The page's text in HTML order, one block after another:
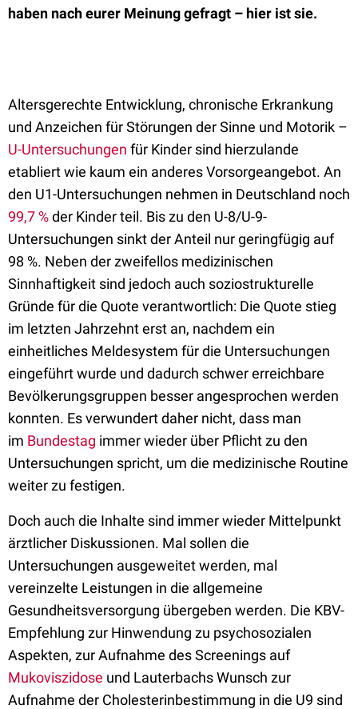
haben nach eurer Meinung gefragt – hier ist sie.
Altersgerechte Entwicklung, chronische Erkrankung
und Anzeichen für Störungen der Sinne und Motorik –
U-Untersuchungen für Kinder sind hierzulande
etabliert wie kaum ein anderes Vorsorgeangebot. An
den U1-Untersuchungen nehmen in Deutschland noch
99,7 %der Kinder teil. Bis zu den U-8/U-9-
Untersuchungen sinkt der Anteil nur geringfügig auf
98 %. Neben der zweifellos medizinischen
Sinnhaftigkeit sind jedoch auch soziostrukturelle
Gründe für die Quote verantwortlich: Die Quote stieg
im letzten Jahrzehnt erst an, nachdem ein
einheitliches Meldesystem für die Untersuchungen
eingeführt wurde und dadurch schwer erreichbare
Bevölkerungsgruppen besser angesprochen werden
konnten. Es verwundert daher nicht, dass man
im Bundestag immer wieder über Pflicht zu den
Untersuchungen spricht, um die medizinische Routine
weiter zu festigen.
Doch auch die Inhalte sind immer wieder Mittelpunkt
ärztlicher Diskussionen. Mal sollen die
Untersuchungen ausgeweitet werden, mal
vereinzelte Leistungen in die allgemeine
Gesundheitsversorgung übergeben werden. Die KBV-
Empfehlung zur Hinwendung zu psychosozialen
Aspekten, zur Aufnahme des Screenings auf
Mukoviszidose und Lauterbachs Wunsch zur
Aufnahme der Cholesterinbestimmung in die U9 sind